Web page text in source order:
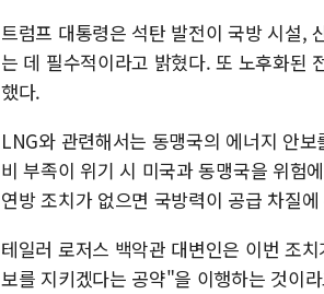
트럼프 대통령은 석탄 발전이 국방 시설,
는 데 필수적이라고 밝혔다. 또 노후화된
했다.
LNG와 관련해서는 동맹국의 에너지 안보
비 부족이 위기 시 미국과 동맹국을 위험
연방 조치가 없으면 국방력이 공급 차질
테일러 로저스 백악관 대변인은 이번 조
보를 지키겠다는 공약"을 이행하는 것이